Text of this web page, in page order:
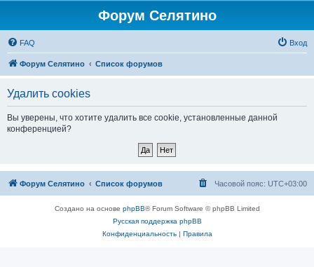
Форум Селятино
FAQ Вход
Форум Селятино Список форумов
Удалить cookies
Вы уверены, что хотите удалить все cookie, установленные данной
конференцией?
Форум Селятино Список форумов Часовой пояс: UTC+03:00
Создано на основе phpBB® Forum Software © phpBB Limited
Русская поддержка phpBB
Конфиденциальность| Правила